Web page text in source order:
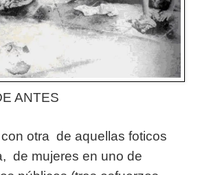
ANTES
otra de aquellas foticos
de mujeres en uno de